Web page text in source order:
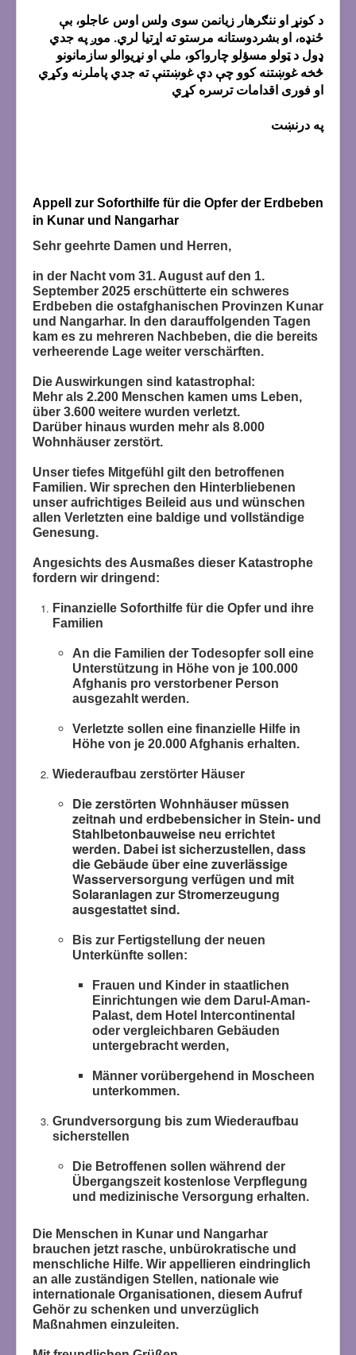
د کونړ او ننګرهار زیانمن سوی ولس اوس عاجلو، بې
ځنډه، او بشردوستانه مرستو ته اړتیا لري. موږ په جدي
ډول د ټولو مسؤلو چارواکو، ملي او نړیوالو سازمانونو
څخه غوښتنه کوو چې دې غوښتنې ته جدي پاملرنه وکړي
او فوری اقدامات ترسره کړي
په درنښت
Appell zur Soforthilfe für die Opfer der Erdbeben
in Kunar und Nangarhar
Sehr geehrte Damen und Herren,
in der Nacht vom 31. August auf den 1.
September 2025 erschütterte ein schweres
Erdbeben die ostafghanischen Provinzen Kunar
und Nangarhar. In den darauffolgenden Tagen
kam es zu mehreren Nachbeben, die die bereits
verheerende Lage weiter verschärften.
Die Auswirkungen sind katastrophal:
Mehr als 2.200 Menschen kamen ums Leben,
über 3.600 weitere wurden verletzt.
Darüber hinaus wurden mehr als 8.000
Wohnhäuser zerstört.
Unser tiefes Mitgefühl gilt den betroffenen
Familien. Wir sprechen den Hinterbliebenen
unser aufrichtiges Beileid aus und wünschen
allen Verletzten eine baldige und vollständige
Genesung.
Angesichts des Ausmaßes dieser Katastrophe
fordern wir dringend:
Finanzielle Soforthilfe für die Opfer und ihre
Familien
An die Familien der Todesopfer soll eine
Unterstützung in Höhe von je 100.000
Afghanis pro verstorbener Person
ausgezahlt werden.
Verletzte sollen eine finanzielle Hilfe in
Höhe von je 20.000 Afghanis erhalten.
Wiederaufbau zerstörter Häuser
Die zerstörten Wohnhäuser müssen
zeitnah und erdbebensicher in Stein- und
Stahlbetonbauweise neu errichtet
werden. Dabei ist sicherzustellen, dass
die Gebäude über eine zuverlässige
Wasserversorgung verfügen und mit
Solaranlagen zur Stromerzeugung
ausgestattet sind.
Bis zur Fertigstellung der neuen
Unterkünfte sollen:
Frauen und Kinder in staatlichen
Einrichtungen wie dem Darul-Aman-
Palast, dem Hotel Intercontinental
oder vergleichbaren Gebäuden
untergebracht werden,
Männer vorübergehend in Moscheen
unterkommen.
Grundversorgung bis zum Wiederaufbau
sicherstellen
Die Betroffenen sollen während der
Übergangszeit kostenlose Verpflegung
und medizinische Versorgung erhalten.
Die Menschen in Kunar und Nangarhar
brauchen jetzt rasche, unbürokratische und
menschliche Hilfe. Wir appellieren eindringlich
an alle zuständigen Stellen, nationale wie
internationale Organisationen, diesem Aufruf
Gehör zu schenken und unverzüglich
Maßnahmen einzuleiten.